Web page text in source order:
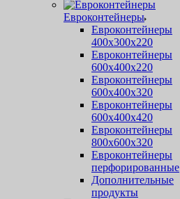
Евроконтейнеры
Евроконтейнеры
400х300х220
Евроконтейнеры
600х400х220
Евроконтейнеры
600х400х320
Евроконтейнеры
600х400х420
Евроконтейнеры
800х600х320
Евроконтейнеры
перфорированные
Дополнительные
продукты